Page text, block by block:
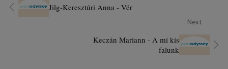
Jilg-Keresztúri Anna - Vér
Next
Keczán Mariann - A mi kis
falunk